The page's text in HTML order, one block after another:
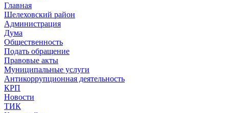
Главная
Шелеховский район
Администрация
Дума
Общественность
Подать обращение
Правовые акты
Муниципальные услуги
Антикоррупционная деятельность
КРП
Новости
ТИК